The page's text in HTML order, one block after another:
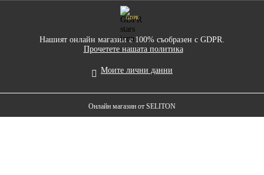
GDPR
Нашият онлайн магазин е 100% съобразен с GDPR.
Прочетете нашата политика
Моите лични данни
Онлайн магазин от SELITON